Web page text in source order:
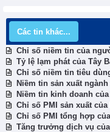
Các tin khác...
Chỉ số niềm tin của
Tỷ lệ lạm phát của Tây
Chỉ số niềm tin tiêu
Niềm tin sản xuất
Niềm tin kinh doanh
Chỉ số PMI sản xuất
Chỉ số PMI tổng hợp
Tăng trưởng dịch vụ